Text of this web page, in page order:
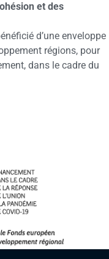
et des
d’une enveloppe
régions, pour
dans le cadre du